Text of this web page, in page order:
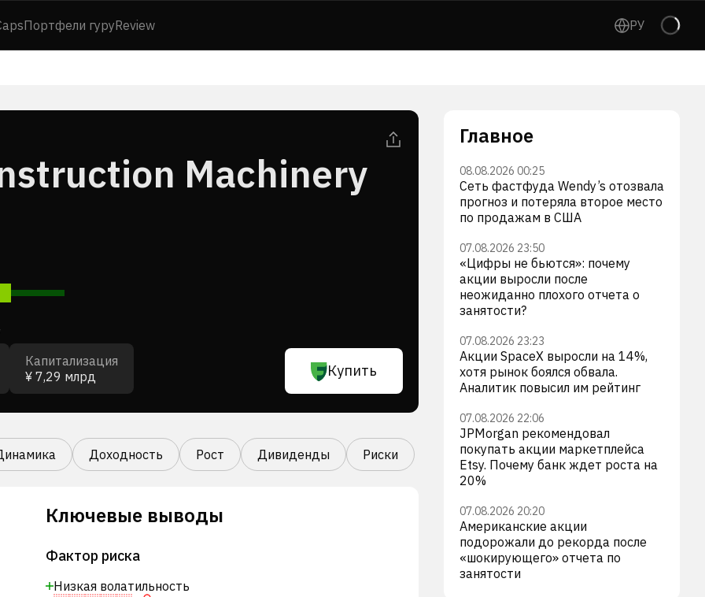
Портфели гуруReview РУ
Machinery
Капитализация
¥ 7,29 млрд
Купить
Доходность Рост Дивиденды Риски
Ключевые выводы
Фактор риска
Низкая волатильность
Главное
08.08.2026 00:25
Сеть фастфуда Wendy’s отозвала
прогноз и потеряла второе место
по продажам в США
07.08.2026 23:50
«Цифры не бьются»: почему
акции выросли после
неожиданно плохого отчета о
занятости?
07.08.2026 23:23
Акции SpaceX выросли на 14%,
хотя рынок боялся обвала.
Аналитик повысил им рейтинг
07.08.2026 22:06
JPMorgan рекомендовал
покупать акции маркетплейса
Etsy. Почему банк ждет роста на
20%
07.08.2026 20:20
Американские акции
подорожали до рекорда после
«шокирующего» отчета по
занятости